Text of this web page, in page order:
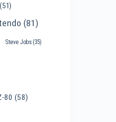
(51)
(81)
Steve Jobs (35)
80 (58)